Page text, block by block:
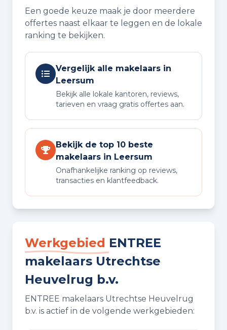
Een goede keuze maak je door meerdere
offertes naast elkaar te leggen en de lokale
ranking te bekijken.
Vergelijk alle makelaars in
Leersum
Bekijk alle lokale kantoren, reviews,
tarieven en vraag gratis offertes aan.
Bekijk de top 10 beste
makelaars in Leersum
Onafhankelijke ranking op reviews,
transacties en klantfeedback.
Werkgebied ENTREE
makelaars Utrechtse
Heuvelrug b.v.
ENTREE makelaars Utrechtse Heuvelrug
b.v. is actief in de volgende werkgebieden: